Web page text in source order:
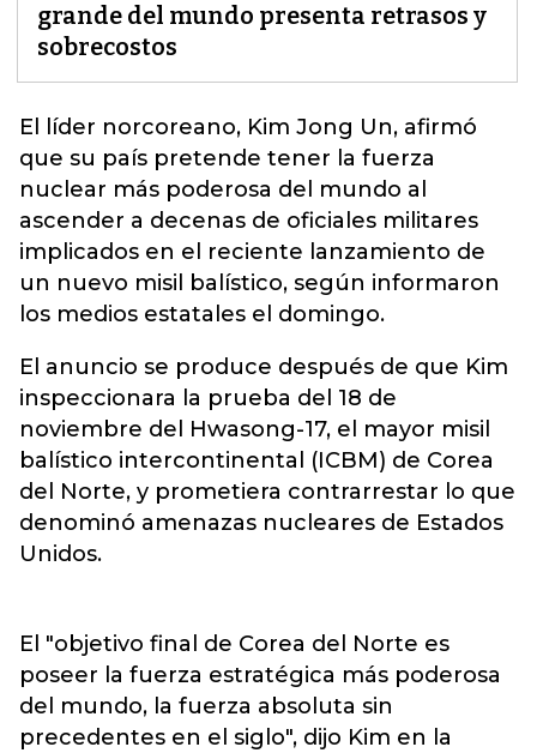
grande del mundo presenta retrasos y
sobrecostos
El líder norcoreano, Kim Jong Un, afirmó
que su país pretende tener la fuerza
nuclear más poderosa del mundo al
ascender a decenas de oficiales militares
implicados en el reciente lanzamiento de
un nuevo misil balístico, según informaron
los medios estatales el domingo.
El anuncio se produce después de que Kim
inspeccionara la prueba del 18 de
noviembre del Hwasong-17, el mayor misil
balístico intercontinental (ICBM) de Corea
del Norte, y prometiera contrarrestar lo que
denominó amenazas nucleares de Estados
Unidos.
El "objetivo final de Corea del Norte es
poseer la fuerza estratégica más poderosa
del mundo, la fuerza absoluta sin
precedentes en el siglo", dijo Kim en la